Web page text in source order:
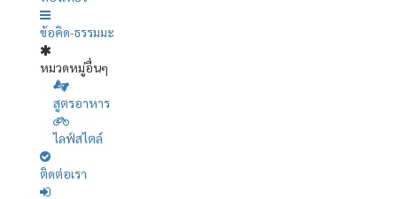
ข้อคิด-ธรรมมะ
หมวดหมู่อื่นๆ
สูตรอาหาร
ไลฟ์สไตล์
ติดต่อเรา